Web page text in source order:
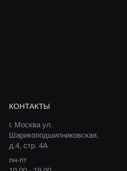
КОНТАКТЫ
г. Москва ул.
Шарикоподшипниковская,
д.4, стр. 4А
пн-пт